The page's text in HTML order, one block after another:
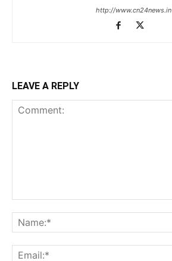
http://www.cn24news.in
LEAVE A REPLY